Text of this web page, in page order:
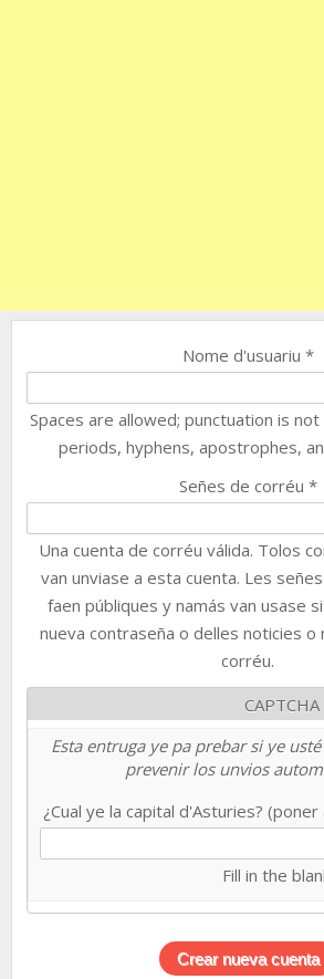
Nome d'usuariu *
Spaces are allowed; punctuation is
periods, hyphens, apostrophes,
Señes de corréu *
Una cuenta de corréu válida. Tolos
van unviase a esta cuenta. Les
faen públiques y namás van usase
nueva contraseña o delles noticies
corréu.
CAPTCHA
Esta entruga ye pa prebar si ye
prevenir los unvios
¿Cual ye la capital d'Asturies?
Fill in the